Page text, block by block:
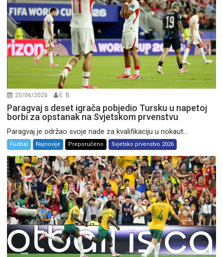
20/06/2026 E. B.
Paragvaj s deset igrača pobjedio Tursku u napetoj
borbi za opstanak na Svjetskom prvenstvu
Paragvaj je održao svoje nade za kvalifikaciju u nokaut...
Fudbal Najnovije Preporučeno Svjetsko prvenstvo 2026